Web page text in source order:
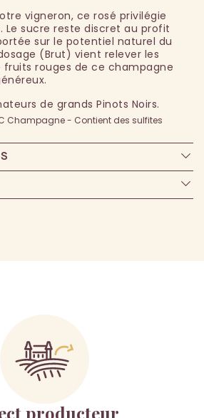
vigneron, ce rosé privilégie
Le sucre reste discret au profit
sur le potentiel naturel du
(Brut) vient relever les
rouges de ce champagne
de grands Pinots Noirs.
Champagne - Contient des sulfites
producteur